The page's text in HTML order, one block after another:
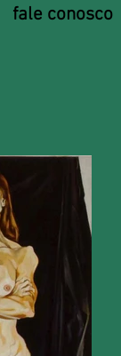
fale conosco